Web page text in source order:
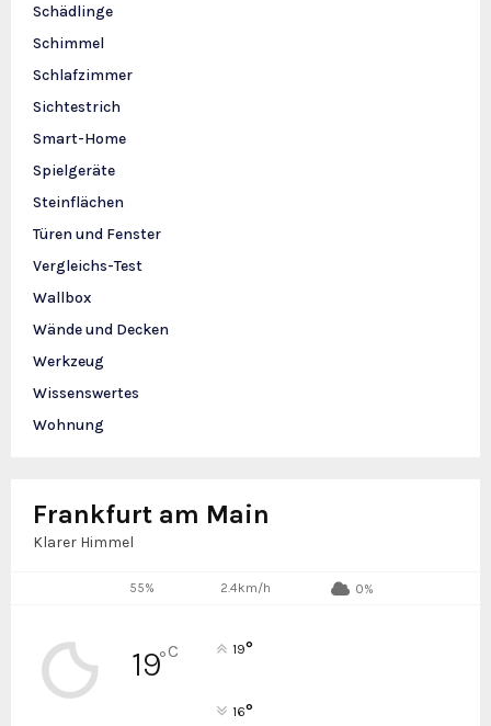
Schädlinge
Schimmel
Schlafzimmer
Sichtestrich
Smart-Home
Spielgeräte
Steinflächen
Türen und Fenster
Vergleichs-Test
Wallbox
Wände und Decken
Werkzeug
Wissenswertes
Wohnung
Frankfurt am Main
Klarer Himmel
55% 2.4km/h 0%
19°C 19°
16°